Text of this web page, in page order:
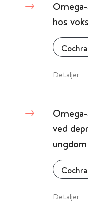
hos
Detaljer
ved
ungdom
Detaljer